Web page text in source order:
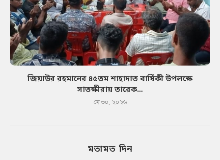
জিয়াউর রহমানের ৪৫তম শাহাদাত বার্ষিকী উপলক্ষে
সাতক্ষীরায় তারেক...
মে ৩০, ২০২৬
মতামত দিন